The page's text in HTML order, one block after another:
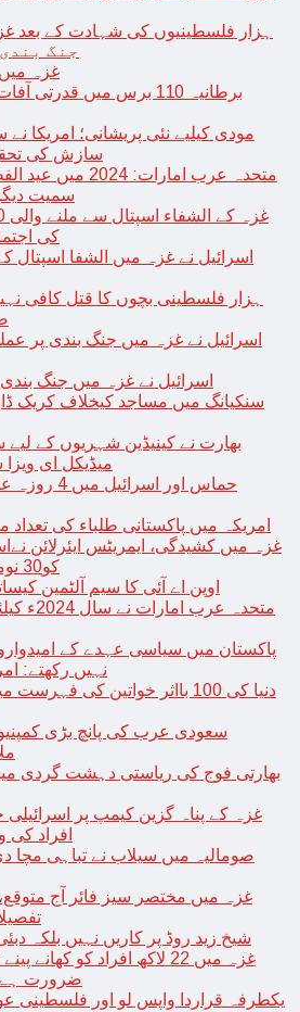
جنگ
غزہ
برطانیہ 110 برس میں قدرتی
سازش کی
متحدہ عرب امارات:
سمیت
کی
اسرائیل نے غزہ میں الشفا اسپتال
اسرائیل نے غزہ میں جنگ بندی پر
اسرائیل نے غزہ میں جنگ
سنکیانگ میں مساجد کیخلاف کریک
بھارت نے کینیڈین شہریوں کے لیے
میڈیکل ای
حماس اور
امریکہ میں پاکستانی طلباء کی تعداد میں 16 فیصد
غزہ میں کشیدگی، ایمریٹس ایئرلائن
کو30 نومبر تک معطل کردیا
اوپن اے آئی کا سیم آلٹمین
متحدہ
پاکستان میں سیاسی عہدے کے
نہیں رکھتے:
دنیا کی 100 بااثر خواتین کی
سعودی عرب کی پانچ بڑی
بھارتی فوج کی ریاستی دہشت گردی
غزہ کے پناہ گزین کیمپ پر اسرائیلی
افراد کی
غزہ میں مختصر سیز فائر آج
شیخ زید روڈ پر کاریں نہیں بلکہ
غزہ میں 22 لاکھ افراد کو
ضرورت ہے:
یکطرفہ قراردا واپس لو اور فلسطینی